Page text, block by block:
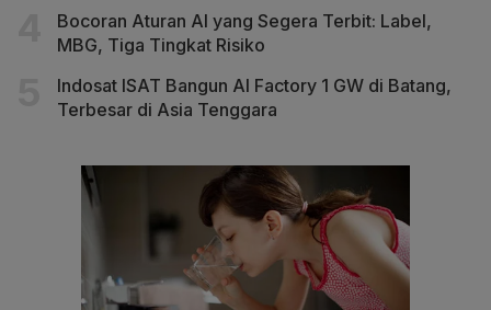
Bocoran Aturan AI yang Segera Terbit: Label,
MBG, Tiga Tingkat Risiko
Indosat ISAT Bangun AI Factory 1 GW di Batang,
Terbesar di Asia Tenggara